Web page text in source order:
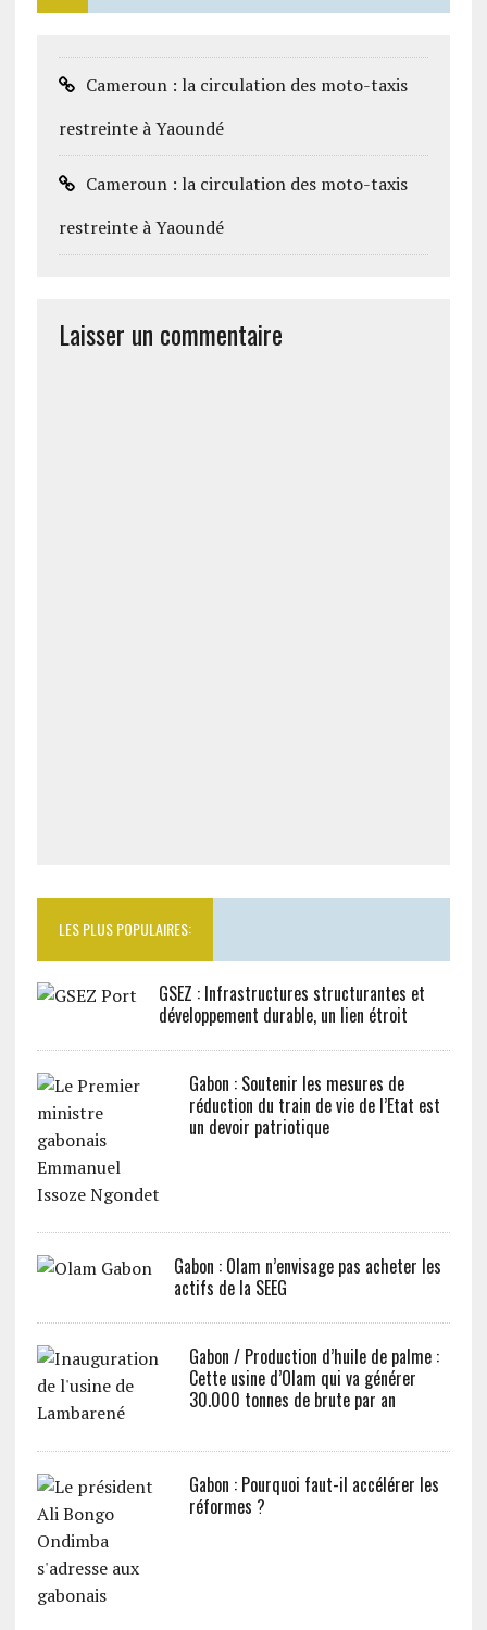
Cameroun : la circulation des moto-taxis
restreinte à Yaoundé
Cameroun : la circulation des moto-taxis
restreinte à Yaoundé
Laisser un commentaire
LES PLUS POPULAIRES:
GSEZ : Infrastructures structurantes et
développement durable, un lien étroit
Gabon : Soutenir les mesures de
réduction du train de vie de l’Etat est
un devoir patriotique
Gabon : Olam n’envisage pas acheter les
actifs de la SEEG
Gabon / Production d’huile de palme :
Cette usine d’Olam qui va générer
30.000 tonnes de brute par an
Gabon : Pourquoi faut-il accélérer les
réformes ?